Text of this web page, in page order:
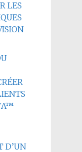
LES
D’UN